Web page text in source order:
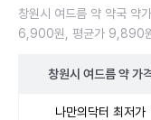
창원시 여드름 약 약국 약
6,900원, 평균가 9,890
창원시 여드름 약가
나만의닥터 최저가